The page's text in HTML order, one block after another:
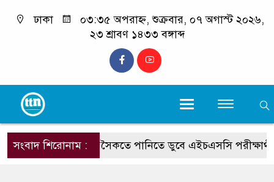
ঢাকা
০৩:৩৫ অপরাহ্ন, শুক্রবার, ০৭ অগাস্ট ২০২৬,
২৩ শ্রাবণ ১৪৩৩ বঙ্গাব্দ
সংবাদ শিরোনাম :সমুদ্রসৈকতে পানিতে ডুবে এইচএসসি পরীক্ষার্থীর মৃত্যু